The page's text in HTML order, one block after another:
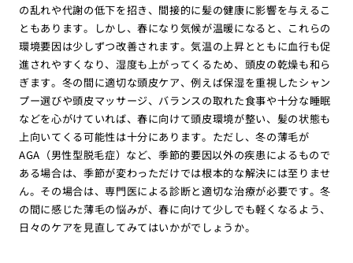
の乱れや代謝の低下を招き、間接的に髪の健康に影響を与えるこ
ともあります。しかし、春になり気候が温暖になると、これらの
環境要因は少しずつ改善されます。気温の上昇とともに血行も促
進されやすくなり、湿度も上がってくるため、頭皮の乾燥も和ら
ぎます。冬の間に適切な頭皮ケア、例えば保湿を重視したシャン
プー選びや頭皮マッサージ、バランスの取れた食事や十分な睡眠
などを心がけていれば、春に向けて頭皮環境が整い、髪の状態も
上向いてくる可能性は十分にあります。ただし、冬の薄毛が
AGA（男性型脱毛症）など、季節的要因以外の疾患によるもので
ある場合は、季節が変わっただけでは根本的な解決には至りませ
ん。その場合は、専門医による診断と適切な治療が必要です。冬
の間に感じた薄毛の悩みが、春に向けて少しでも軽くなるよう、
日々のケアを見直してみてはいかがでしょうか。